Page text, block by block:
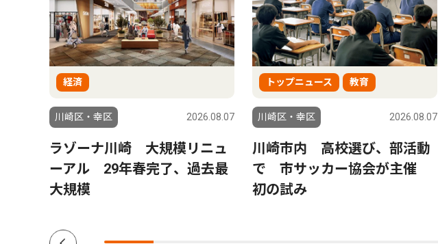
経済
川崎区・幸区 2026.08.07
ラゾーナ川崎 大規模リニュ
ーアル 29年春完了、過去最
大規模
トップニュース 教育
川崎区・幸区 2026.08.07
川崎市内 高校選び、部活動
で 市サッカー協会が主催
初の試み